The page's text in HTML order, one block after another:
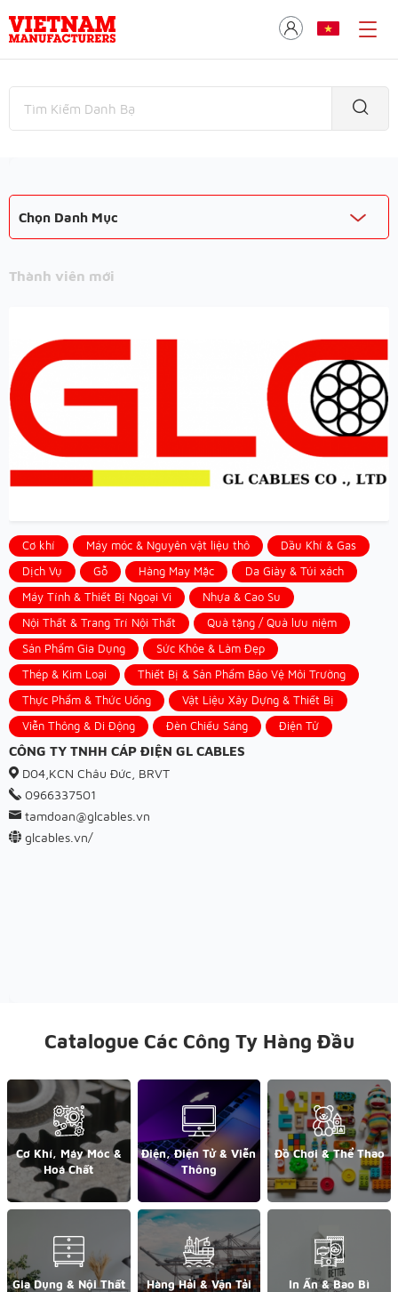
Chọn Danh Mục
Thành viên mới
Cơ khí Máy móc & Nguyên vật liệu thô
Dầu Khí & Gas
Dịch Vụ
Gỗ Hàng May Mặc
Da Giày & Túi xách
Máy Tính & Thiết Bị Ngoại Vi
Nhựa & Cao Su
Nội Thất & Trang Trí Nội Thất
Quà tặng / Quà lưu niệm
Sản Phẩm Gia Dụng
Sức Khỏe & Làm Đẹp
Thép & Kim Loại
Thiết Bị & Sản Phẩm Bảo Vệ Môi Trường
Thực Phẩm & Thức Uống
Vật Liệu Xây Dựng & Thiết Bị
Viễn Thông & Di Động
Đèn Chiếu Sáng Điện Tử
CÔNG TY TNHH CÁP ĐIỆN GL CABLES
D04,KCN Châu Đức, BRVT
0966337501
tamdoan@glcables.vn
glcables.vn/
Catalogue Các Công Ty Hàng Đầu
Cơ Khí, Máy Móc &
Hoá Chất
Điện, Điện Tử & Viễn
Thông
Đồ Chơi & Thể Thao
Gia Dụng & Nội Thất Hàng Hải & Vận Tải In Ấn & Bao Bì